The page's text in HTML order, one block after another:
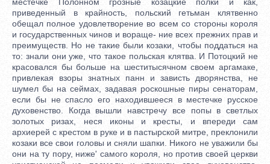
приведенный в крайность, польский гетьман клятвенно
обещал полное удовлетворение во всем со стороны короля
и государственных чинов и вораще- ние всех прежних прав и
преимуществ. Но не такие были козаки, чтобы поддаться на
то: знали они уже, что такое польская клятва. И Потоцкий не
красовался бы больше на шеститысячном своем аргамаке,
привлекая взоры знатных панн и зависть дворянства, не
шумел бы на сеймах, задавая роскошные пиры сенаторам,
если бы не спасло его находившееся в местечке русское
духовенство. Когда вышли навстречу все попы в светлых
золотых ризах, неся иконы и кресты, и впереди сам
архиерей с крестом в руке и в пастырской митре, преклонили
козаки все свои головы и сняли шапки. Никого не уважили бы
они на ту пору, ниже' самого короля, но против своей церкви